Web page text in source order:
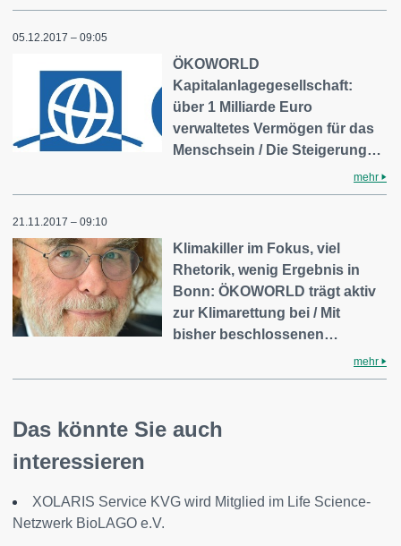
05.12.2017 – 09:05
ÖKOWORLD
Kapitalanlagegesellschaft:
über 1 Milliarde Euro
verwaltetes Vermögen für das
Menschsein / Die Steigerung…
mehr
21.11.2017 – 09:10
Klimakiller im Fokus, viel
Rhetorik, wenig Ergebnis in
Bonn: ÖKOWORLD trägt aktiv
zur Klimarettung bei / Mit
bisher beschlossenen…
mehr
Das könnte Sie auch
interessieren
XOLARIS Service KVG wird Mitglied im Life Science-
Netzwerk BioLAGO e.V.